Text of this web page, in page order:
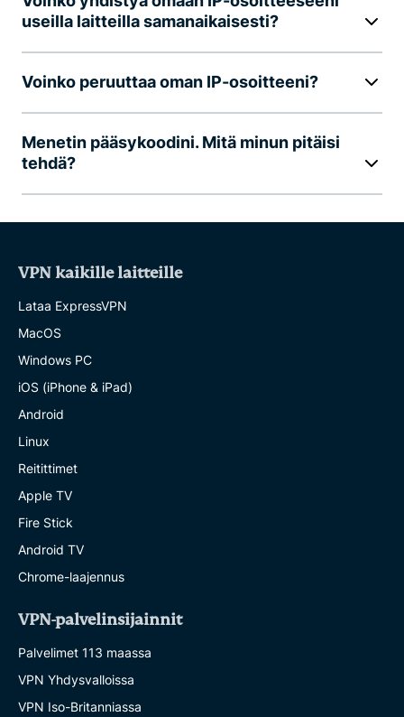
useilla laitteilla samanaikaisesti?
Voinko peruuttaa oman IP-osoitteeni?
Menetin pääsykoodini. Mitä minun pitäisi
tehdä?
VPN kaikille laitteille
Lataa ExpressVPN
MacOS
Windows PC
iOS (iPhone & iPad)
Android
Linux
Reitittimet
Apple TV
Fire Stick
Android TV
Chrome-laajennus
VPN-palvelinsijainnit
Palvelimet 113 maassa
VPN Yhdysvalloissa
VPN Iso-Britanniassa